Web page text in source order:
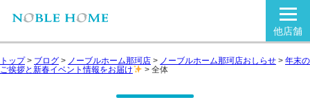
他店舗
トップ> ブログ > ノーブルホーム那珂店 > ノーブルホーム那珂店おしらせ > 年末の
ご挨拶と新春イベント情報をお届け
> 全体